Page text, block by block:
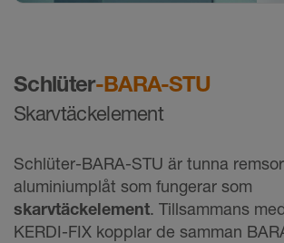
Schlüter-BARA-STU
Skarvtäckelement
Schlüter-BARA-STU är tunna
aluminiumplåt som fungerar som
skarvtäckelement. Tillsammans
KERDI-FIX kopplar de samman